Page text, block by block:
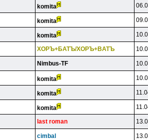
komita
komita
komita
XOPЪ+БATЪ/XOPЪ+BATЪ
Nimbus-TF
komita
komita
komita
last roman
cimbal